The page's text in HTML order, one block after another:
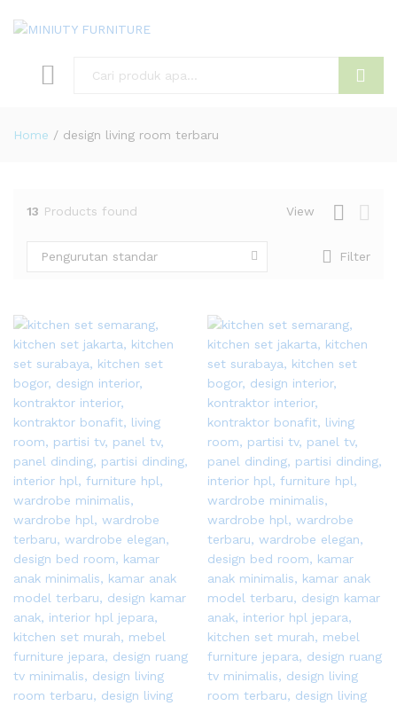
Home / design living room terbaru
13 Products found View
Filter
Pengurutan standar